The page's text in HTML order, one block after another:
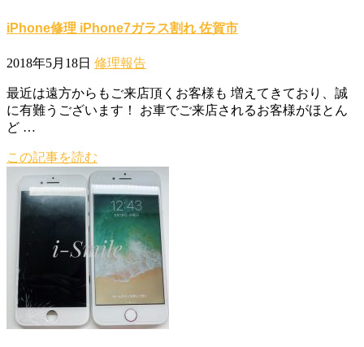
iPhone修理 iPhone7ガラス割れ 佐賀市
2018年5月18日 修理報告
最近は遠方からもご来店頂くお客様も 増えてきており、誠
に有難うございます！ お車でご来店されるお客様がほとん
ど …
この記事を読む